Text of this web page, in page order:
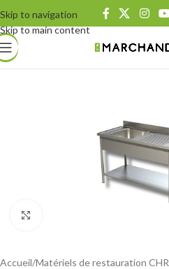
Skip to navigation
Skip to main content
Accueil Matériels de restauration CHR